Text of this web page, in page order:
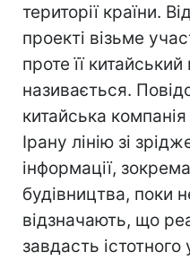
території країни.
проекті візьме
проте її
називається.
китайська
Ірану лінію зі
інформації,
будівництва, поки
відзначають, що
завдасть